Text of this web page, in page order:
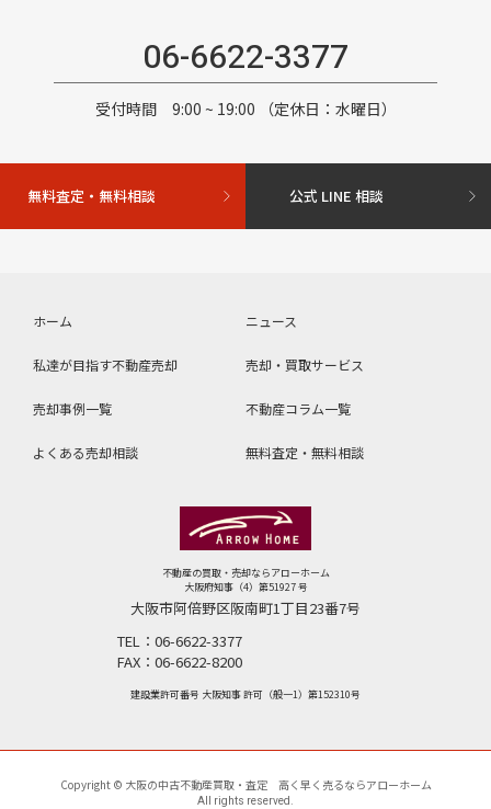
06-6622-3377
受付時間 9:00 ~ 19:00 （定休日：水曜日）
無料査定・無料相談 公式 LINE 相談
ホーム ニュース
私達が目指す不動産売却 売却・買取サービス
売却事例一覧 不動産コラム⼀覧
よくある売却相談 無料査定・無料相談
不動産の買取・売却ならアローホーム
大阪府知事（4）第51927 号
大阪市阿倍野区阪南町1丁目23番7号
TEL： 06-6622-3377
FAX： 06-6622-8200
建設業許可番号 大阪知事 許可（般一1）第152310号
Copyright © 大阪の中古不動産買取・査定 高く早く売るならアローホーム
All rights reserved.